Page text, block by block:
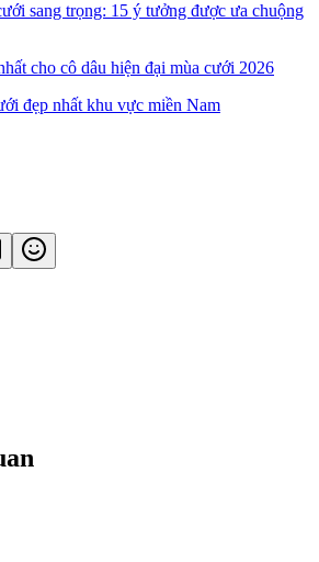
sang trọng: 15 ý tưởng được ưa chuộng
cho cô dâu hiện đại mùa cưới 2026
đẹp nhất khu vực miền Nam